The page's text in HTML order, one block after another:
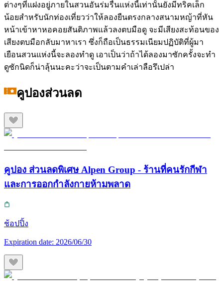
ต่างๆที่แฝงอยู่ภายในสวนอันร่มรื่นแห่งนี้เท่านั้นยังมีทริคเล็ก
น้อยสำหรับนักท่องเที่ยวว่าให้ลองยืนตรงกลางสนามหญ้าที่หัน
หน้าเข้าหาหอคอยสันติภาพแล้วลงตบมือดู จะมีเสียงสะท้อนของ
เสียงตบมือกลับมาหาเรา ซึ่งก็ถือเป็นธรรมเนียมปฏิบัติที่ผู้มา
เยือนสวนแห่งนี้จะลองทำดู เอาเป็นว่าถ้าได้ลองมาซักครั้งจะทำ
ดูซักนิดก็น่าลุ้นนะคะว่าจะเป็นตามคำเล่าลือรึเปล่า
คูปองส่วนลด
คูปอง ส่วนลดพิเศษ Alpen Group - ร้านที่คนรักกีฬา
และการออกกำลังกายห้ามพลาด
ช้อปปิ้ง
Expiration date: 2026/06/30